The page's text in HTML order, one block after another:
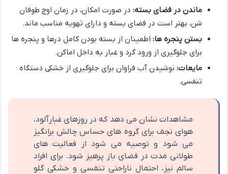
ماندن در فضای بسته: در صورت امکان، در زمان اوج طوفان
شن، بهتر است در فضای بسته و دارای تهویه مناسب ماند.
بستن پنجره ها: اطمینان از بسته بودن کامل درها و پنجره ها
برای جلوگیری از ورود گرد و غبار به داخل اماکن.
مایعات: نوشیدن آب فراوان برای جلوگیری از خشکی دستگاه
تنفسی.
مشاهدات نشان می دهد که در روزهای غبارآلود،
هوای نجف برای گروه های حساس چالش برانگیز
می شود و توصیه می شود از فعالیت های
طولانی مدت در فضای باز پرهیز شود. برای افراد
سالم نیز، احتمال ناراحتی تنفسی و خشکی گلو